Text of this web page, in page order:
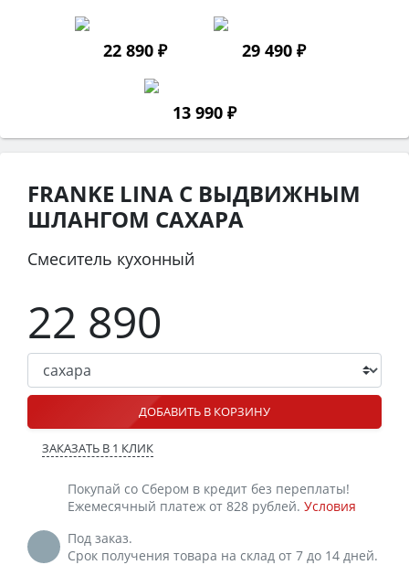
22 890 ₽ 29 490 ₽
13 990 ₽
FRANKE LINA С ВЫДВИЖНЫМ
ШЛАНГОМ САХАРА
Смеситель кухонный
22 890
ДОБАВИТЬ В КОРЗИНУ
ЗАКАЗАТЬ В 1 КЛИК
Покупай со Сбером в кредит без переплаты!
Ежемесячный платеж от 828 рублей. Условия
Под заказ.
Срок получения товара на склад от 7 до 14 дней.